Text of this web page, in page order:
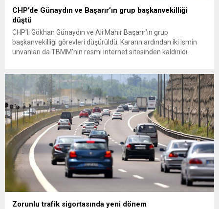
CHP’de Günaydın ve Başarır’ın grup başkanvekilliği
düştü
CHP’li Gökhan Günaydın ve Ali Mahir Başarır’ın grup
başkanvekilliği görevleri düşürüldü. Kararın ardından iki ismin
unvanları da TBMM’nin resmi internet sitesinden kaldırıldı.
çıkarma cezası uygulanmak üzere Yüksek Disiplin Kurulu’na
(YDK) sevk edilen ve partideki tüm görevlerinden...
Zorunlu trafik sigortasında yeni dönem